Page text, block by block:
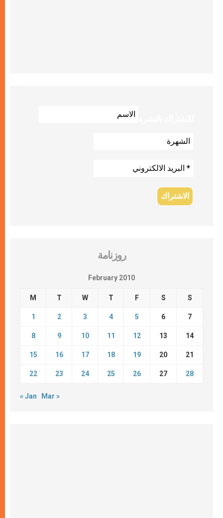
روزنامة
February 2010
M T W T F S S
1 2 3 4 5 6 7
8 9 10 11 12 13 14
15 16 17 18 19 20 21
22 23 24 25 26 27 28
« Jan Mar »